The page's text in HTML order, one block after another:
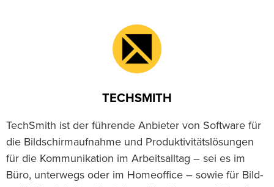
TECHSMITH
TechSmith ist der führende Anbieter von Software für
die Bildschirmaufnahme und Produktivitätslösungen
für die Kommunikation im Arbeitsalltag – sei es im
Büro, unterwegs oder im Homeoffice – sowie für Bild-